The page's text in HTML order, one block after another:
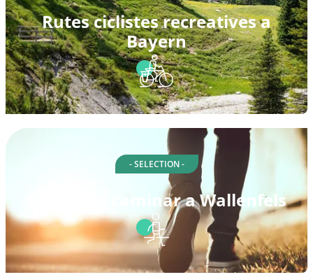
Rutes ciclistes recreatives a
Bayern
- SELECTION -
Rutes per caminar a Wallenfels